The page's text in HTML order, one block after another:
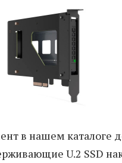
в нашем каталоге
U.2 SSD